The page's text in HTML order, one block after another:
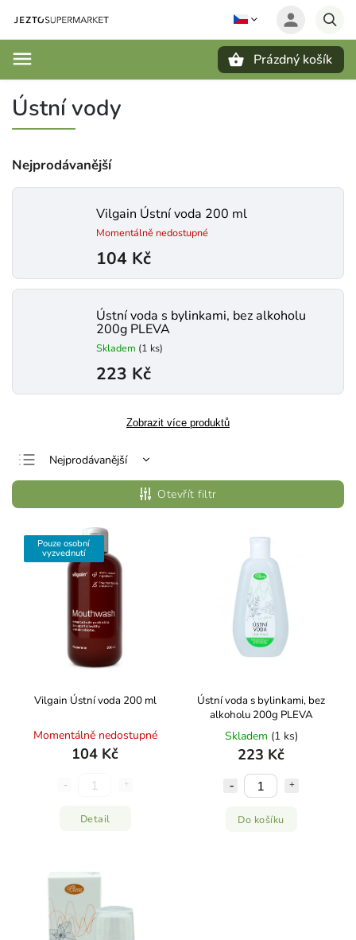
Prázdný košík
Ústní vody
Nejprodávanější
Vilgain Ústní voda 200 ml
Momentálně nedostupné
104 Kč
Ústní voda s bylinkami, bez alkoholu
200g PLEVA
Skladem (1 ks)
223 Kč
Zobrazit více produktů
Nejprodávanější
Nejlevnější
Nejdražší
Abecedně
Otevřít filtr
Pouze osobní
vyzvednutí
Vilgain Ústní voda 200 ml
Momentálně nedostupné
104 Kč
Detail
Ústní voda s bylinkami, bez
alkoholu 200g PLEVA
Skladem (1 ks)
223 Kč
Do košíku